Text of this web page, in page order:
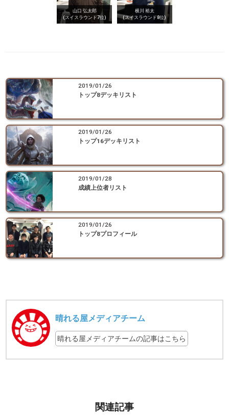
山口 弘太郎
(スイスラウンド7位)
横川 裕太
(スイスラウンド8位)
2019/01/26
トップ8デッキリスト
2019/01/26
トップ16デッキリスト
2019/01/28
成績上位者リスト
2019/01/26
トップ8プロフィール
晴れる屋メディアチーム
晴れる屋メディアチームの記事はこちら
関連記事